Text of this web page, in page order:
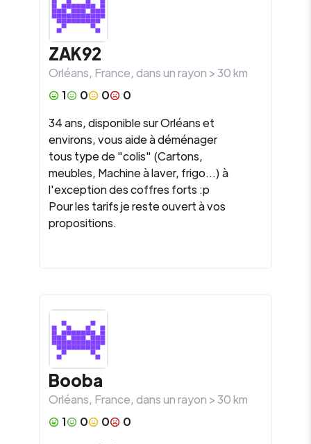
ZAK92
Orléans, France, dans un rayon >30km
1
0 0
0
34 ans, disponible sur Orléans et
environs, vous aide à déménager
tous type de "colis" (Cartons,
meubles, Machine à laver, frigo...) à
l'exception des coffres forts :p
Pour les tarifs je reste ouvert à vos
propositions.
Booba
Orléans, France, dans un rayon >30km
1
0 0
0